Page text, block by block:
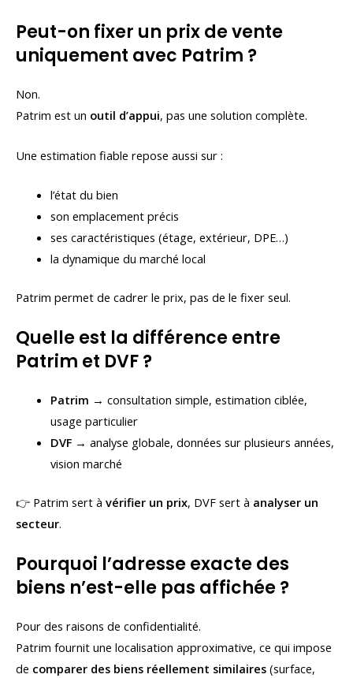
Peut-on fixer un prix de vente
uniquement avec Patrim ?
Non.
Patrim est un outil d’appui, pas une solution complète.
Une estimation fiable repose aussi sur :
l’état du bien
son emplacement précis
ses caractéristiques (étage, extérieur, DPE…)
la dynamique du marché local
Patrim permet de cadrer le prix, pas de le fixer seul.
Quelle est la différence entre
Patrim et DVF ?
Patrim → consultation simple, estimation ciblée,
usage particulier
DVF→ analyse globale, données sur plusieurs années,
vision marché
👉 Patrim sert à vérifier un prix, DVF sert à analyser un
secteur.
Pourquoi l’adresse exacte des
biens n’est-elle pas affichée ?
Pour des raisons de confidentialité.
Patrim fournit une localisation approximative, ce qui impose
de comparer des biens réellement similaires (surface,